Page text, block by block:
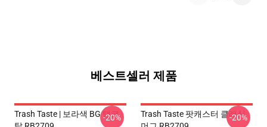
베스트셀러 제품
Trash Taste | 보라색 BG 탱크
-20%
Trash Taste 팟캐스터 클래식
-20%